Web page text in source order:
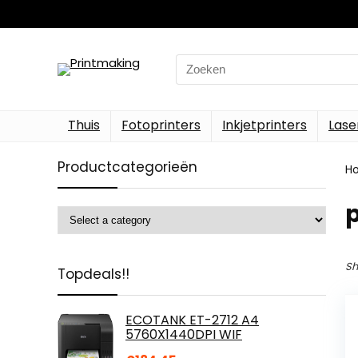
Search
for:
Thuis Fotoprinters Inkjetprinters
Productcategorieën
Topdeals!!
ECOTANK ET-2712 A4
5760X1440DPI WIF